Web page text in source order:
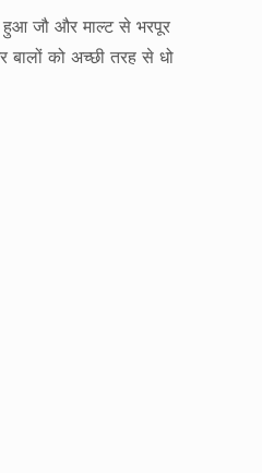
जौ और माल्ट से भरपूर
बालों को अच्छी तरह से धो